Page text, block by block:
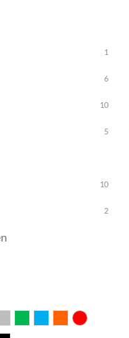
1
6
10
5
10
2
Licht blauw
Oranje